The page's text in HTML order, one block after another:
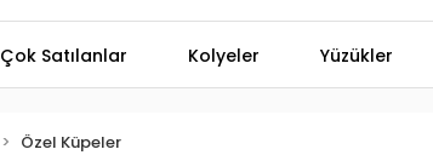
Çok Satılanlar Kolyeler Yüzükler
Özel Küpeler